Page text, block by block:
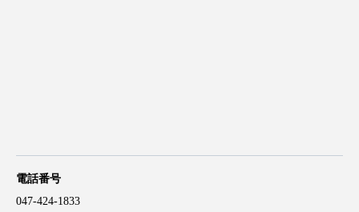
電話番号
047-424-1833